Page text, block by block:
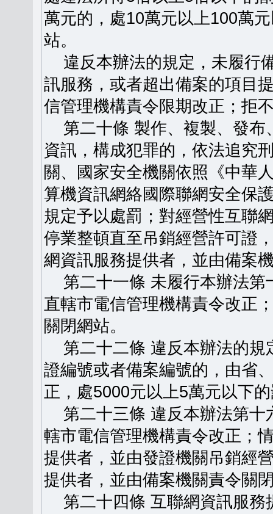
萬元的，處10萬元以上100萬
站。
違反本辦法的規定，未履行
訊服務，或者超出備案的項目
信管理機構責令限期改正；拒
第二十條 製作、複製、發布
資訊，構成犯罪的，依法追究
關、國家安全機關依照《中華
算機資訊網絡國際聯網安全保
規定予以處罰；對經營性互聯
停業整頓直至吊銷經營許可證
網資訊服務提供者，並由備案
第二十一條 未履行本辦法第
直轄市電信管理機構責令改正
關閉網站。
第二十二條 違反本辦法的規
證編號或者備案編號的，由省
正，處5000元以上5萬元以下
第二十三條 違反本辦法第十
轄市電信管理機構責令改正；
提供者，並由發證機關吊銷經
提供者，並由備案機關責令關
第二十四條 互聯網資訊服務